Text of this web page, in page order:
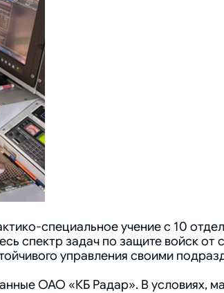
специальное учение с 10
спектр задач по защите войск
управления своими
ОАО «КБ Радар». В условиях,